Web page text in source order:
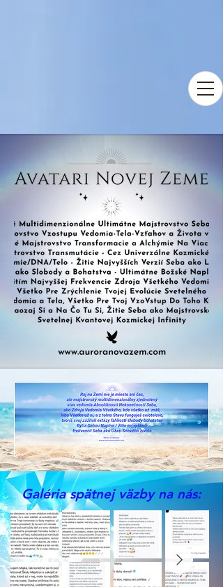
Galéria spätnej väzby na nás: